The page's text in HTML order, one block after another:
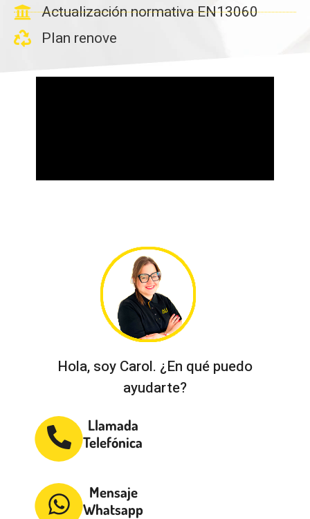
Actualización normativa EN13060
Plan renove
Hola, soy Carol. ¿En qué puedo
ayudarte?
Llamada
Telefónica
Mensaje
Whatsapp